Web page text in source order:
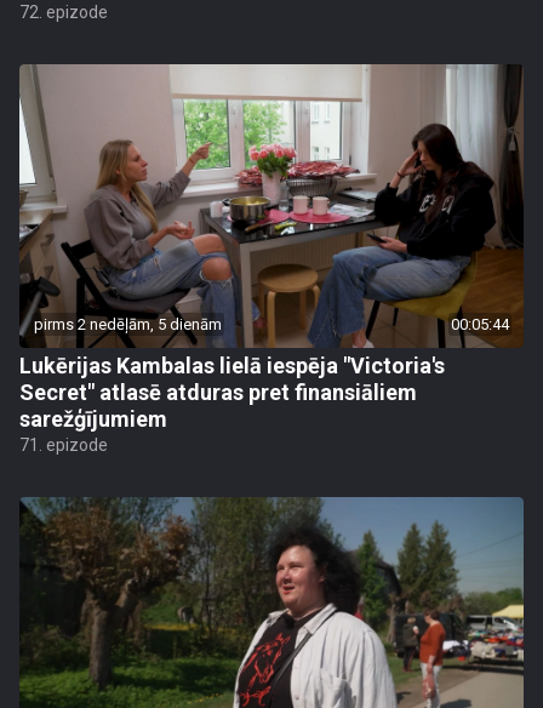
72. epizode
pirms 2 nedēļām, 5 dienām 00:05:44
Lukērijas Kambalas lielā iespēja "Victoria's
Secret" atlasē atduras pret finansiāliem
sarežģījumiem
71. epizode